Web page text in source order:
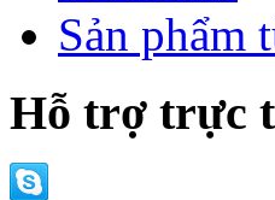
Sản phẩm
Hỗ trợ trực